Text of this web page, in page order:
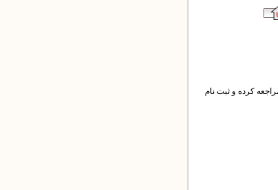
کرده و ثبت نام